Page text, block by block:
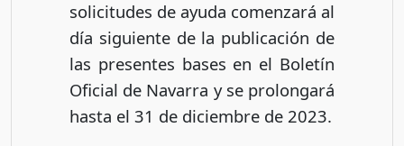
solicitudes de ayuda comenzará al
día siguiente de la publicación de
las presentes bases en el Boletín
Oficial de Navarra y se prolongará
hasta el 31 de diciembre de 2023.